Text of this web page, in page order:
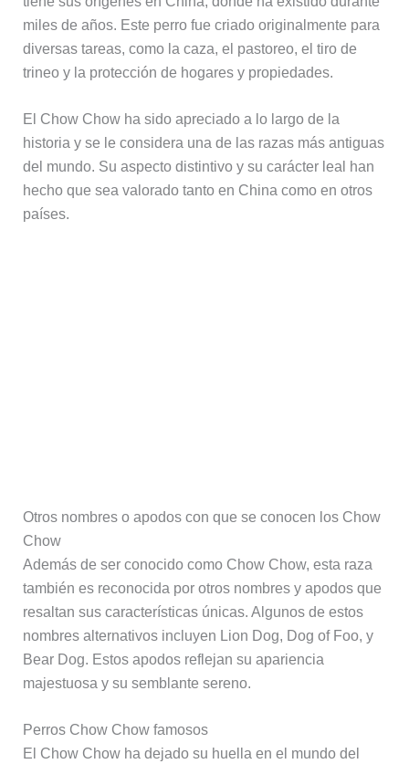
miles de años. Este perro fue criado originalmente para
diversas tareas, como la caza, el pastoreo, el tiro de
trineo y la protección de hogares y propiedades.
El Chow Chow ha sido apreciado a lo largo de la
historia y se le considera una de las razas más antiguas
del mundo. Su aspecto distintivo y su carácter leal han
hecho que sea valorado tanto en China como en otros
países.
Otros nombres o apodos con que se conocen los Chow
Chow
Además de ser conocido como Chow Chow, esta raza
también es reconocida por otros nombres y apodos que
resaltan sus características únicas. Algunos de estos
nombres alternativos incluyen Lion Dog, Dog of Foo, y
Bear Dog. Estos apodos reflejan su apariencia
majestuosa y su semblante sereno.
Perros Chow Chow famosos
El Chow Chow ha dejado su huella en el mundo del